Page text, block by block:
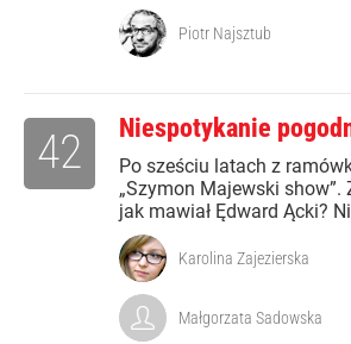
Piotr Najsztub
Niespotykanie
Po sześciu latach z
„Szymon Majewski show”.
jak mawiał Ędward Ącki?
42
Karolina Zajezierska
Małgorzata Sadowska